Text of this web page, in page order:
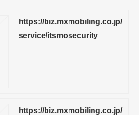
https://biz.mxmobiling.co.jp/
service/itsmosecurity
https://biz.mxmobiling.co.jp/